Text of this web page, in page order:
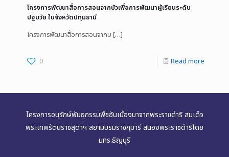
โครงการพัฒนาสื่อการสอนจากบัวเพื่อการพัฒนาผู้เรียนระดับ
ปฐมวัย ในจังหวัดปทุมธานี
โครงการพัฒนาสื่อการสอนจากบ […]
0 Read more
โครงการอนุรักษ์พันธุกรรมพืชอันเนื่องมาจากพระราชดำริ สมเด็จ
พระเทพรัตนราชสุดาฯ สยามบรมราชกุมารี สนองพระราชดำริโดย
มทร.ธัญบุรี